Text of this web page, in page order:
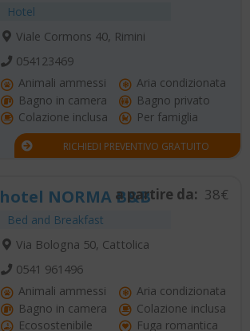
Hotel
Viale Cormons 40, Rimini
054123469
Animali ammessi
Aria condizionata
Bagno in camera
Bagno privato
Colazione inclusa
Per famiglia
RICHIEDI PREVENTIVO GRATUITO
hotel NORMA B&B
Bed and Breakfast
a partire da: 38€
Via Bologna 50, Cattolica
0541 961496
Animali ammessi
Aria condizionata
Bagno in camera
Colazione inclusa
Ecosostenibile
Fuga romantica